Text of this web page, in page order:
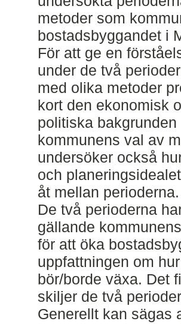
metoder som
bostadsbyggandet i
För att ge en
under de två
med olika metoder
kort den ekonomisk
politiska
kommunens val av
undersöker också
och
åt mellan perioderna.
De två perioderna
gällande
för att öka
uppfattningen om
bör/borde växa. Det
skiljer de två
Generellt kan sägas